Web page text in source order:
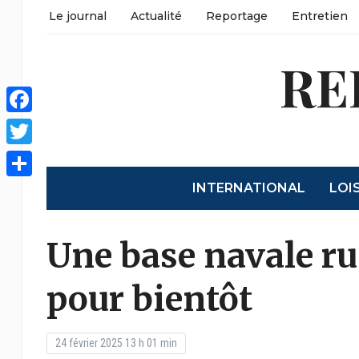
Le journal Actualité Reportage Entretien
INTERNATIONAL
Une base navale
pour bientôt
24 février 2025 13 h 01 min
Facebook
Twitter